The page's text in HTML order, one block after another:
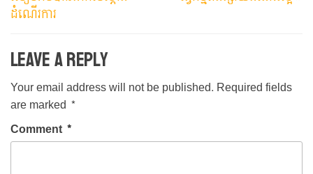
ដំណើរការ
Leave a Reply
Your email address will not be published. Required fields
are marked *
Comment *